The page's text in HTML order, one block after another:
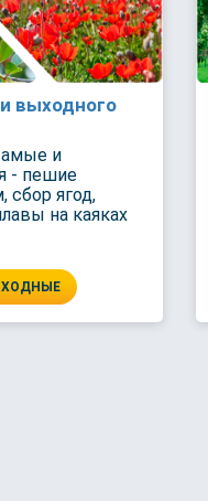
выходного
и
- пешие
сбор ягод,
на каяках